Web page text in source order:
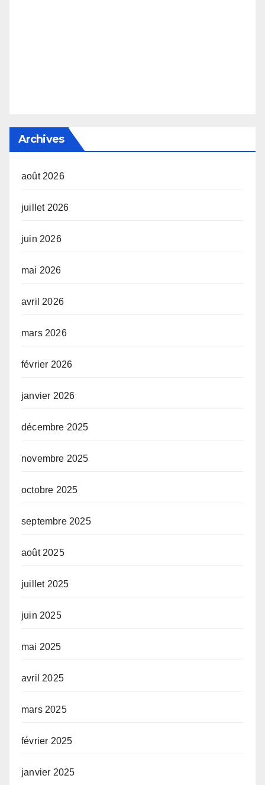
Archives
août 2026
juillet 2026
juin 2026
mai 2026
avril 2026
mars 2026
février 2026
janvier 2026
décembre 2025
novembre 2025
octobre 2025
septembre 2025
août 2025
juillet 2025
juin 2025
mai 2025
avril 2025
mars 2025
février 2025
janvier 2025